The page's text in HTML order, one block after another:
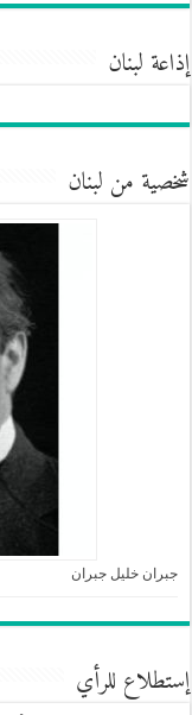
إذاعة لبنان
شخصية من لبنان
جبران خليل جبران
إستطلاع للرأي